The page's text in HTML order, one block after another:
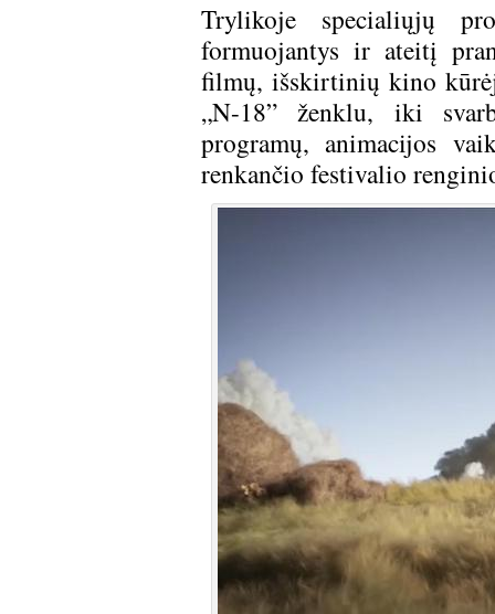
Trylikoje specialiųjų
formuojantys ir ateitį
filmų, išskirtinių kino
„N-18” ženklu, iki
programų, animacijos
renkančio festivalio